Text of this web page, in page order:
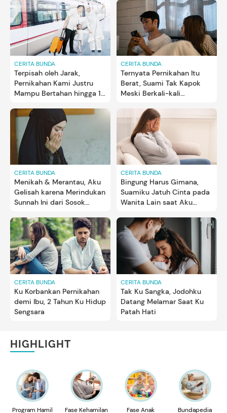
CERITA BUNDA
Terpisah oleh Jarak,
Pernikahan Kami Justru
Mampu Bertahan hingga 10
CERITA BUNDA
Ternyata Pernikahan Itu
Berat, Suami Tak Kapok
Meski Berkali-kali
CERITA BUNDA
Menikah & Merantau, Aku
Gelisah karena Merindukan
Sunnah Ini dari Sosok
CERITA BUNDA
Bingung Harus Gimana,
Suamiku Jatuh Cinta pada
Wanita Lain saat Aku
CERITA BUNDA
Ku Korbankan Pernikahan
demi Ibu, 2 Tahun Ku Hidup
Sengsara
CERITA BUNDA
Tak Ku Sangka, Jodohku
Datang Melamar Saat Ku
Patah Hati
HIGHLIGHT
Program Hamil Fase Kehamilan Fase Anak Bundapedia